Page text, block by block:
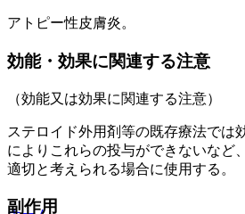
アトピー性皮膚炎。
効能・効果に関連する注意
（効能又は効果に関連する注意）
ステロイド外用剤等の既存療法では
によりこれらの投与ができないなど
適切と考えられる場合に使用する。
副作用